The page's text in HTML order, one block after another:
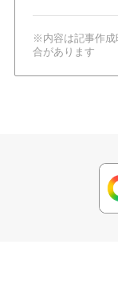
※内容は記事作成
合があります